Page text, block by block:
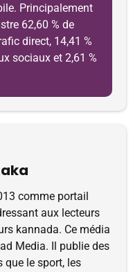
Principalement
62,60 % de
direct, 14,41 %
sociaux et 2,61 %
comme portail
aux lecteurs
kannada. Ce média
Media. Il publie des
que le sport, les